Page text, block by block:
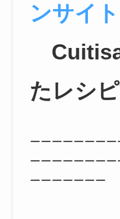
ンサイト
たレシ
ーーーーーーー
ーーーーーーー
ーーーーーーー